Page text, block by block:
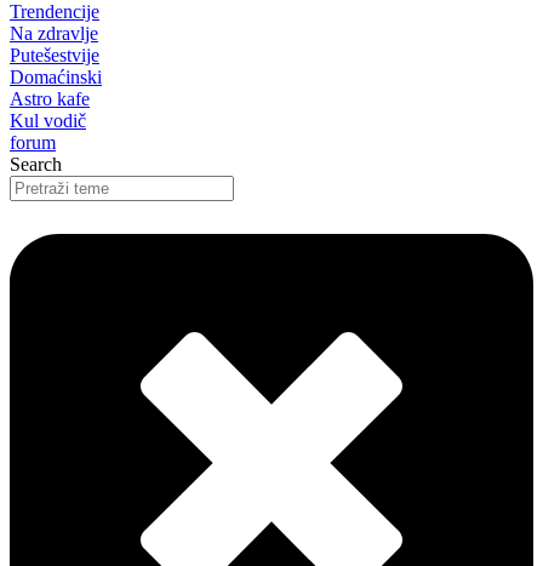
Trendencije
Na zdravlje
Putešestvije
Domaćinski
Astro kafe
Kul vodič
forum
Search